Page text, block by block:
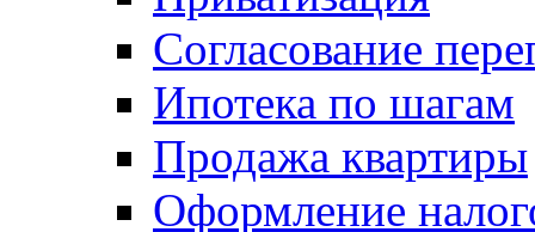
Согласование
Ипотека по шагам
Продажа квартиры
Оформление